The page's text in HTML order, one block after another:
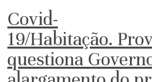
APRESENTAR QUEIXA
PT
Covid-
19/Habitação.
questiona